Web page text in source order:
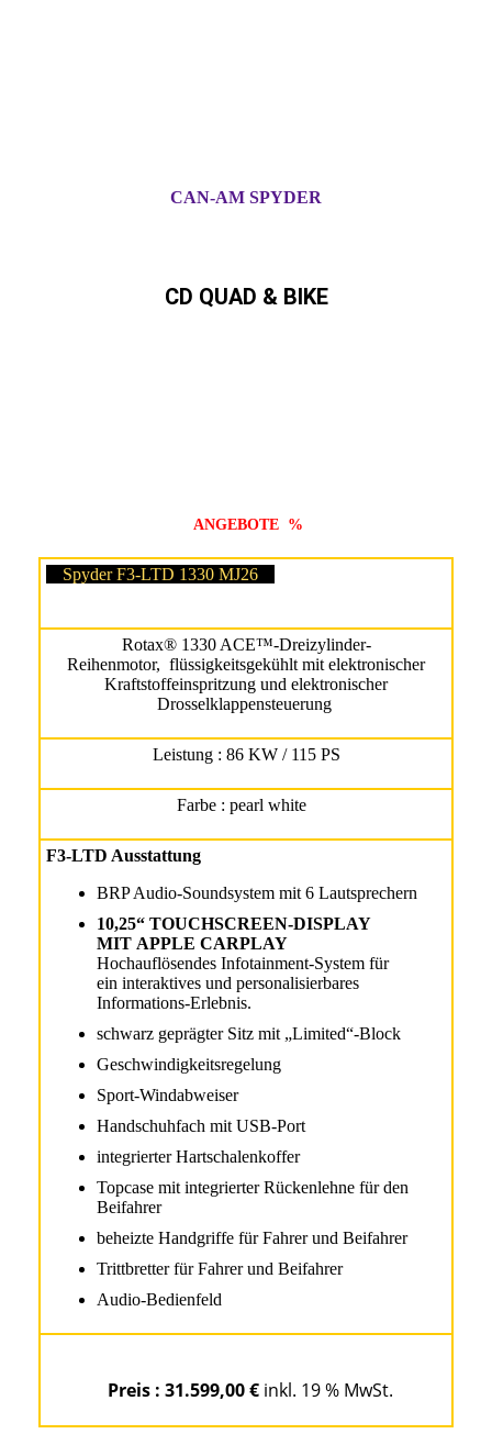
CAN-AM SPYDER
CD QUAD & BIKE
ANGEBOTE %
Spyder F3-LTD 1330 MJ26
Rotax® 1330 ACE™-Dreizylinder-
Reihenmotor, flüssigkeitsgekühlt mit elektronischer
Kraftstoffeinspritzung und elektronischer
Drosselklappensteuerung
Leistung : 86 KW / 115 PS
Farbe : pearl white
F3-LTD Ausstattung
BRP Audio-Soundsystem mit 6 Lautsprechern
10,25“ TOUCHSCREEN-DISPLAY
MIT APPLE CARPLAY
Hochauflösendes Infotainment-System für
ein interaktives und personalisierbares
Informations-Erlebnis.
schwarz geprägter Sitz mit „Limited“-Block
Geschwindigkeitsregelung
Sport-Windabweiser
Handschuhfach mit USB-Port
integrierter Hartschalenkoffer
Topcase mit integrierter Rückenlehne für den
Beifahrer
beheizte Handgriffe für Fahrer und Beifahrer
Trittbretter für Fahrer und Beifahrer
Audio-Bedienfeld
Preis : 31.599,00 € inkl. 19 % MwSt.